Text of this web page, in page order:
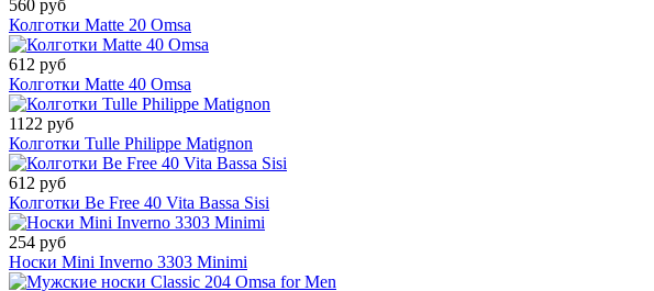
560 руб
Колготки Matte 20 Omsa
612 руб
Колготки Matte 40 Omsa
1122 руб
Колготки Tulle Philippe Matignon
612 руб
Колготки Be Free 40 Vita Bassa Sisi
254 руб
Носки Mini Inverno 3303 Minimi